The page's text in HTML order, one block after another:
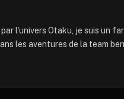
l'univers Otaku, je suis un
les aventures de la team